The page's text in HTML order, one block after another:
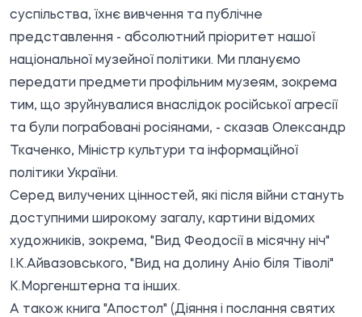
суспільства, їхнє вивчення та публічне
представлення - абсолютний пріоритет нашої
національної музейної політики. Ми плануємо
передати предмети профільним музеям, зокрема
тим, що зруйнувалися внаслідок російської агресії
та були пограбовані росіянами, - сказав Олександр
Ткаченко, Міністр культури та інформаційної
політики України.
Серед вилучених цінностей, які після війни стануть
доступними широкому загалу, картини відомих
художників, зокрема, "Вид Феодосії в місячну ніч"
І.К.Айвазовського, "Вид на долину Аніо біля Тіволі"
К.Моргенштерна та інших.
А також книга "Апостол" (Діяння і послання святих